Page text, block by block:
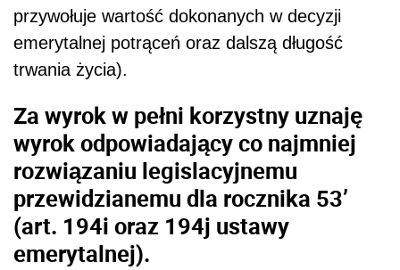
przywołuje wartość dokonanych w decyzji
emerytalnej potrąceń oraz dalszą długość
trwania życia).
Za wyrok w pełni korzystny uznaję
wyrok odpowiadający co najmniej
rozwiązaniu legislacyjnemu
przewidzianemu dla rocznika 53’
(art. 194i oraz 194j ustawy
emerytalnej).